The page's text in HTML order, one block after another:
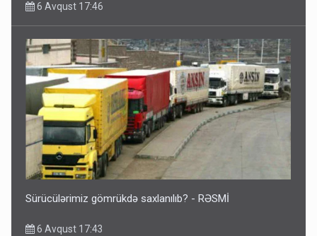
6 Avqust 17:46
Sürücülərimiz gömrükdə saxlanılıb? - RƏSMİ
6 Avqust 17:43